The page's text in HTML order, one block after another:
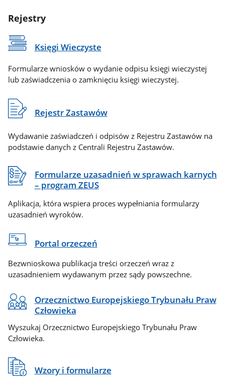
Rejestry
Księgi Wieczyste
Formularze wniosków o wydanie odpisu księgi wieczystej
lub zaświadczenia o zamknięciu księgi wieczystej.
Rejestr Zastawów
Wydawanie zaświadczeń i odpisów z Rejestru Zastawów na
podstawie danych z Centrali Rejestru Zastawów.
Formularze uzasadnień w sprawach karnych
– program ZEUS
Aplikacja, która wspiera proces wypełniania formularzy
uzasadnień wyroków.
Portal orzeczeń
Bezwnioskowa publikacja treści orzeczeń wraz z
uzasadnieniem wydawanym przez sądy powszechne.
Orzecznictwo Europejskiego Trybunału Praw
Człowieka
Wyszukaj Orzecznictwo Europejskiego Trybunału Praw
Człowieka.
Wzory i formularze